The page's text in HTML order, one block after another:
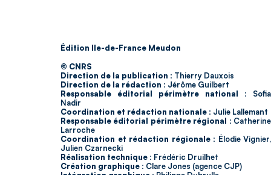
Édition Ile-de-France Meudon
© CNRS
Direction de la publication : Thierry Dauxois
Direction de la rédaction : Jérôme Guilbert
Responsable éditorial périmètre national : Sofia
Nadir
Coordination et rédaction nationale : Julie Lallemant
Responsable éditorial périmètre régional : Catherine
Larroche
Coordination et rédaction régionale : Élodie Vignier,
Julien Czarnecki
Réalisation technique : Frédéric Druilhet
Création graphique : Clare Jones (agence CJP)